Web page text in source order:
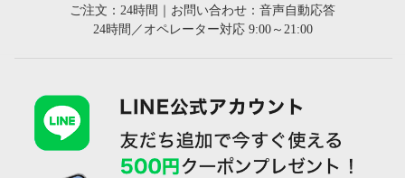
ご注文：24時間｜お問い合わせ：音声自動応答
24時間／オペレーター対応 9:00～21:00